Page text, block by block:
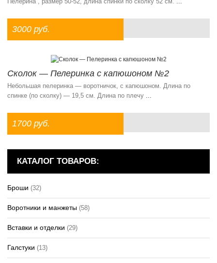
3000 руб.
Сколок — Пелеринка с капюшоном №2
Небольшая пелеринка — воротничок, с капюшоном. Длина по
спинке (по сколку) — 19,5 см. Длина по плечу ...
1700 руб.
КАТАЛОГ ТОВАРОВ:
Броши (32)
Воротники и манжеты (58)
Вставки и отделки (29)
Галстуки (13)